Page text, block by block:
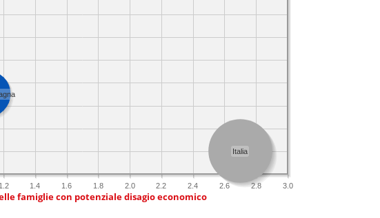
1.2 1.4 1.6 1.8 2.0 2.2 2.4 2.6 2.8 3.0
Italia
famiglie con potenziale disagio economico